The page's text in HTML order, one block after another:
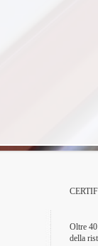
Oltre
della